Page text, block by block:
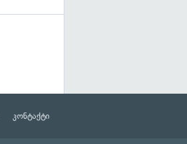
კონტაქტი